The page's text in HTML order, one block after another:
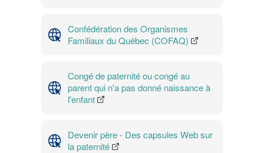
Confédération des Organismes
Familiaux du Québec (COFAQ)
Congé de paternité ou congé au
parent qui n'a pas donné naissance à
l'enfant
Devenir père - Des capsules Web sur
la paternité